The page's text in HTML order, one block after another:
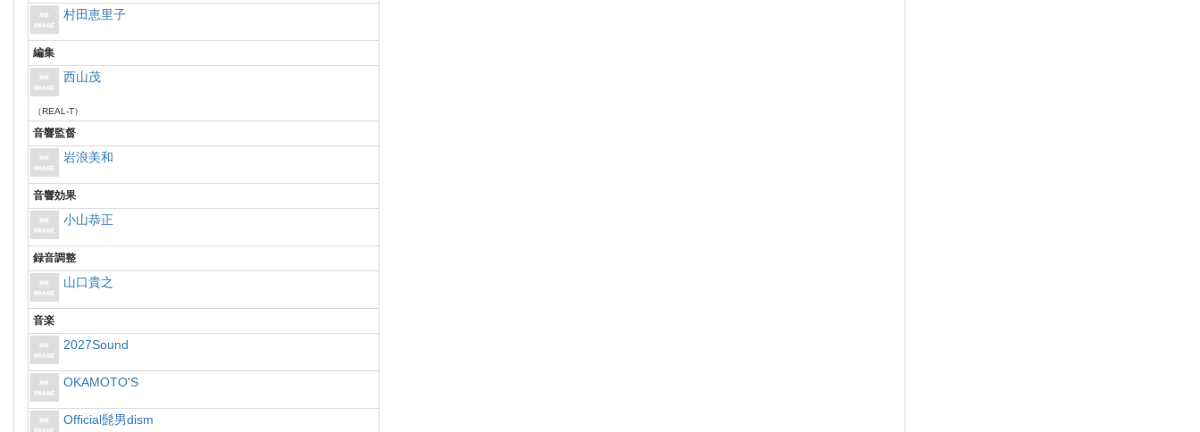
村田恵里子
編集
西山茂
（REAL-T）
音響監督
岩浪美和
音響効果
小山恭正
録音調整
山口貴之
音楽
2027Sound
OKAMOTO'S
Official髭男dism